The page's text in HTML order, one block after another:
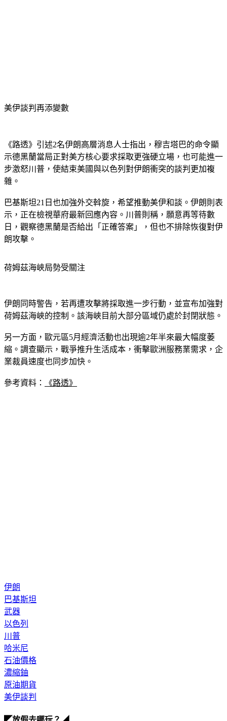
美伊談判再添變數
《路透》引述2名伊朗高層消息人士指出，穆吉塔巴的命令顯
示德黑蘭當局正對美方核心要求採取更強硬立場，也可能進一
步激怒川普，使結束美國與以色列對伊朗衝突的談判更加複
雜。
巴基斯坦21日也加強外交斡旋，希望推動美伊和談。伊朗則表
示，正在檢視華府最新回應內容。川普則稱，願意再等待數
日，觀察德黑蘭是否給出「正確答案」，但也不排除恢復對伊
朗攻擊。
荷姆茲海峽局勢受關注
伊朗同時警告，若再遭攻擊將採取進一步行動，並宣布加強對
荷姆茲海峽的控制。該海峽目前大部分區域仍處於封閉狀態。
另一方面，歐元區5月經濟活動也出現逾2年半來最大幅度萎
縮。調查顯示，戰爭推升生活成本，衝擊歐洲服務業需求，企
業裁員速度也同步加快。
參考資料： 《路透》
伊朗
巴基斯坦
武器
以色列
川普
哈米尼
石油價格
濃縮鈾
原油期貨
美伊談判